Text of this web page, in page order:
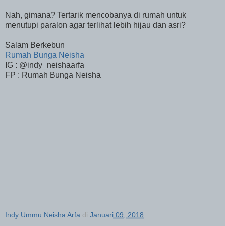
Nah, gimana? Tertarik mencobanya di rumah untuk
menutupi paralon agar terlihat lebih hijau dan asri?
Salam Berkebun
Rumah Bunga Neisha
IG : @indy_neishaarfa
FP : Rumah Bunga Neisha
Indy Ummu Neisha Arfa di Januari 09, 2018